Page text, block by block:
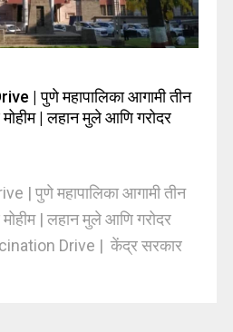
| पुणे महापालिका आगामी तीन
| लहान मुले आणि गरोदर
| पुणे महापालिका आगामी तीन
| लहान मुले आणि गरोदर
Drive | केंद्र सरकार